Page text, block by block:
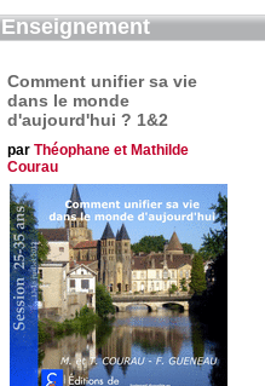
Enseignement
Comment unifier sa vie
dans le monde
d'aujourd'hui ? 1&2
par Théophane et Mathilde
Courau